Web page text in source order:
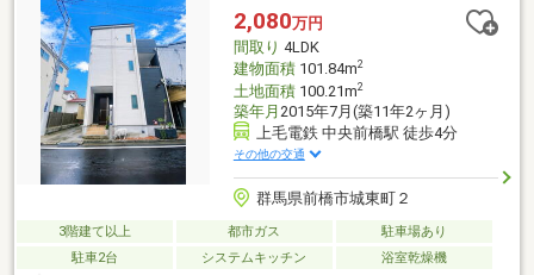
載物件や、非公開物件などさらに物件を見たい方は下記リンクよ
りLastPieceHPへお越しください(^^♪
2,080万円
間取り 4LDK
建物面積101.84m2
土地面積100.21m2
築年月 2015年7月(築11年2ヶ月)
上毛電鉄 中央前橋駅 徒歩4分
その他の交通
群馬県前橋市城東町２
3階建て以上 都市ガス
駐車場あり
駐車2台
システムキッチン 浴室乾燥機